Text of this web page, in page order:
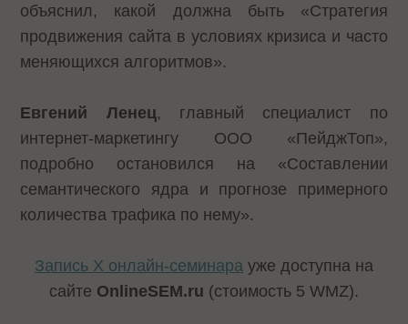
объяснил, какой должна быть «Стратегия
продвижения сайта в условиях кризиса и часто
меняющихся алгоритмов».
Евгений Ленец, главный специалист по
интернет-маркетингу ООО «ПейджТоп»,
подробно остановился на «Составлении
семантического ядра и прогнозе примерного
количества трафика по нему».
Запись Х онлайн-семинара уже доступна на
сайте OnlineSEM.ru (стоимость 5 WMZ).